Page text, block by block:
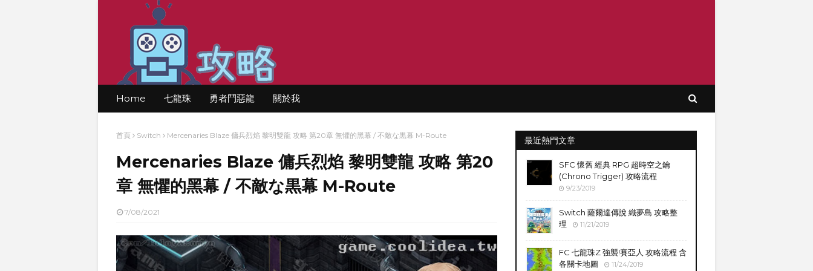
Home 七龍珠 勇者鬥惡龍 關於我
首頁 Switch Mercenaries Blaze 傭兵烈焰 黎明雙龍 攻略 第20章 無懼的黑幕 / 不敵な黒幕 M-Route
Mercenaries Blaze 傭兵烈焰 黎明雙龍 攻略 第20
章 無懼的黑幕 / 不敵な黒幕 M-Route
7/08/2021
最近熱門文章
SFC 懷舊 經典 RPG 超時空之鑰
(Chrono Trigger) 攻略流程
9/23/2019
Switch 薩爾達傳說 織夢島 攻略整
理
11/21/2019
FC 七龍珠Z 強襲!賽亞人 攻略流程 含
各關卡地圖
11/24/2019